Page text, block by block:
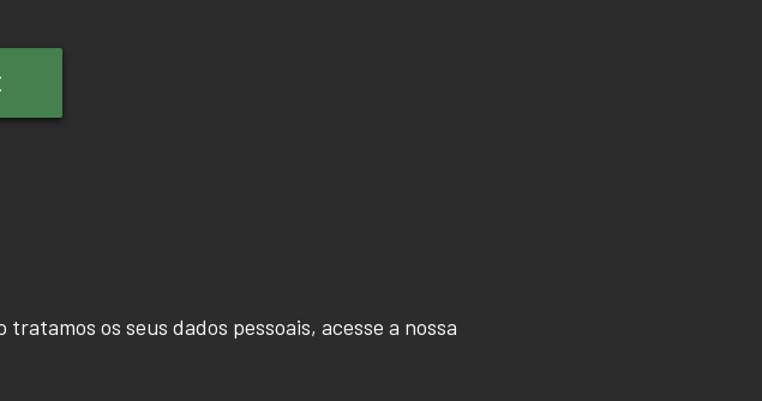
os seus dados pessoais, acesse a nossa